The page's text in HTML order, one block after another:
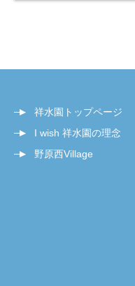
祥水園トップページ
I wish 祥水園の理念
野原西Village